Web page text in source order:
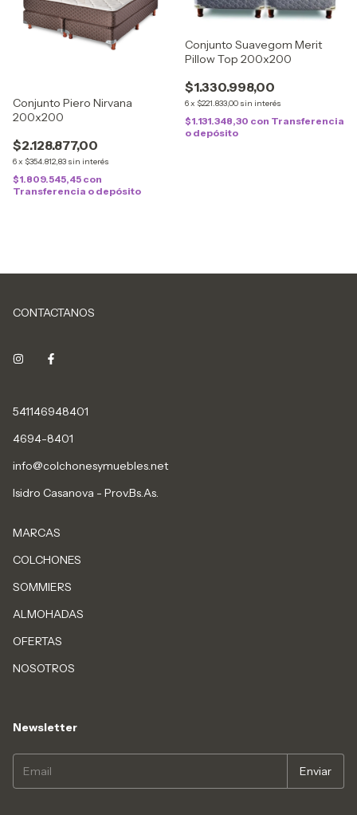
Conjunto Piero Nirvana
200x200
$2.128.877,00
6x $354.812,83 sin interés
$1.809.545,45 con
Transferencia o depósito
Conjunto Suavegom Merit
Pillow Top 200x200
$1.330.998,00
6x $221.833,00 sin interés
$1.131.348,30 con Transferencia
o depósito
CONTACTANOS
541146948401
4694-8401
info@colchonesymuebles.net
Isidro Casanova - Prov.Bs.As.
MARCAS
COLCHONES
SOMMIERS
ALMOHADAS
OFERTAS
NOSOTROS
Newsletter